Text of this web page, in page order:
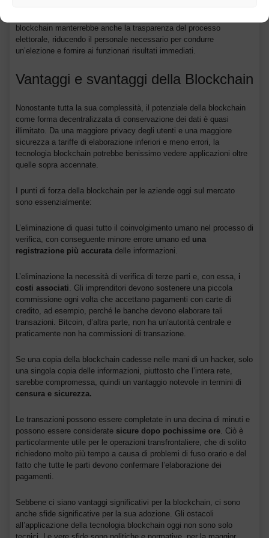
blockchain manterrebbe anche la trasparenza del processo
elettorale, riducendo il personale necessario per condurre
un’elezione e fornire ai funzionari risultati immediati.
Vantaggi e svantaggi della Blockchain
Nonostante tutta la sua complessità, il potenziale della blockchain
come forma decentralizzata di conservazione dei dati è quasi
illimitato. Da una maggiore privacy degli utenti e una maggiore
sicurezza a tariffe di elaborazione inferiori e meno errori, la
tecnologia blockchain potrebbe benissimo vedere applicazioni oltre
quelle sopra accennate.
I punti di forza della blockchain per le aziende oggi sul mercato
sono essenzialmente:
L’eliminazione di quasi tutto il coinvolgimento umano nel processo di
verifica, con conseguente minore errore umano ed una
registrazione più accurata delle informazioni.
L’eliminazione la necessità di verifica di terze parti e, con essa, i
costi associati. Gli imprenditori devono sostenere una piccola
commissione ogni volta che accettano pagamenti con carte di
credito, ad esempio, perché le banche devono elaborare tali
transazioni. Bitcoin, d’altra parte, non ha un’autorità centrale e
praticamente non ha commissioni di transazione.
Se una copia della blockchain cadesse nelle mani di un hacker, solo
una singola copia delle informazioni, piuttosto che l’intera rete,
sarebbe compromessa, quindi un vantaggio notevole in termini di
censura e sicurezza.
Le transazioni possono essere completate in una decina di minuti e
possono essere considerate sicure dopo pochissime ore. Ciò è
particolarmente utile per le operazioni transfrontaliere, che di solito
richiedono molto più tempo a causa di problemi di fuso orario e del
fatto che tutte le parti devono confermare l’elaborazione dei
pagamenti.
Sebbene ci siano vantaggi significativi per la blockchain, ci sono
anche sfide significative per la sua adozione. Gli ostacoli
all’applicazione della tecnologia blockchain oggi non sono solo